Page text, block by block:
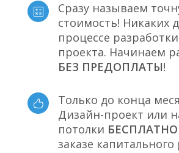
Сразу называем
стоимость! Никаких
процессе разработки
проекта. Начинаем
БЕЗ ПРЕДОПЛАТЫ!
Только до конца
Дизайн-проект или
потолки БЕСПЛАТНО
заказе